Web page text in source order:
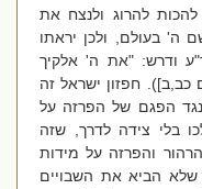
להרוג ולנצח את
בעולם, ולכן יראתו
"את ה' אלקיך
חפזון ישראל זה
הפגם של הפרזה על
בלי צידה לדרך, שזה
והפרזה על מידות
הביא את השבויים